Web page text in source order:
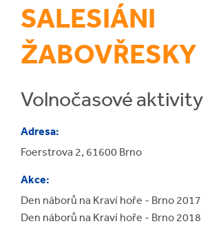
SALESIÁNI
ŽABOVŘESKY
Volnočasové aktivity
Adresa:
Foerstrova 2, 61600 Brno
Akce:
Den náborů na Kraví hoře - Brno 2017
Den náborů na Kraví hoře - Brno 2018